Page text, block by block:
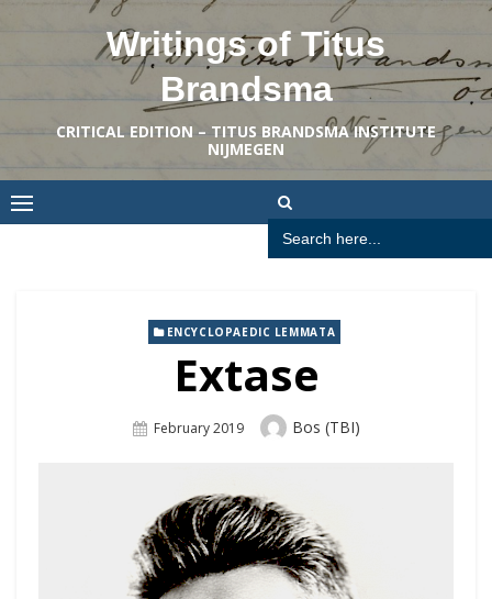
Writings of Titus
Brandsma
CRITICAL EDITION – TITUS BRANDSMA INSTITUTE
NIJMEGEN
Search
for:
ENCYCLOPAEDIC LEMMATA
Extase
Posted
February 2019 Author
Bos (TBI)